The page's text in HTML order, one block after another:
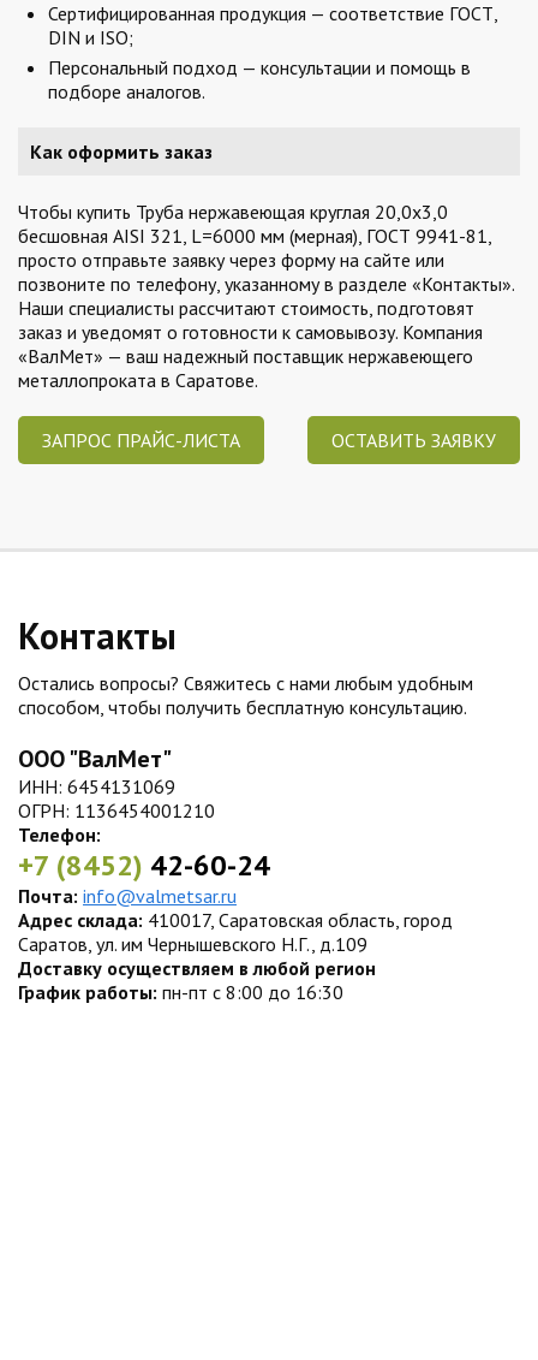
Сертифицированная продукция — соответствие ГОСТ,
DIN и ISO;
Персональный подход — консультации и помощь в
подборе аналогов.
Как оформить заказ
Чтобы купить Труба нержавеющая круглая 20,0х3,0
бесшовная AISI 321, L=6000 мм (мерная), ГОСТ 9941-81,
просто отправьте заявку через форму на сайте или
позвоните по телефону, указанному в разделе «Контакты».
Наши специалисты рассчитают стоимость, подготовят
заказ и уведомят о готовности к самовывозу. Компания
«ВалМет» — ваш надежный поставщик нержавеющего
металлопроката в Саратове.
ЗАПРОС ПРАЙС-ЛИСТА ОСТАВИТЬ ЗАЯВКУ
Контакты
Остались вопросы? Свяжитесь с нами любым удобным
способом, чтобы получить бесплатную консультацию.
ООО "ВалМет"
ИНН: 6454131069
ОГРН: 1136454001210
Телефон:
+7 (8452) 42-60-24
Почта: info@valmetsar.ru
Адрес склада: 410017, Саратовская область, город
Саратов, ул. им Чернышевского Н.Г., д.109
Доставку осуществляем в любой регион
График работы: пн-пт с 8:00 до 16:30